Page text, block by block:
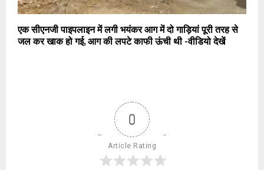
एक सीएनजी पाइपलाइन में लगी भयंकर आग में दो गाड़ियां पूरी तरह से
जल कर खाक हो गई, आग की लपटे काफी ऊंची थी -वीडियो देखें
0
Article Rating